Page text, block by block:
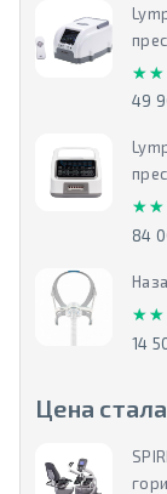
49
84
14
Цена